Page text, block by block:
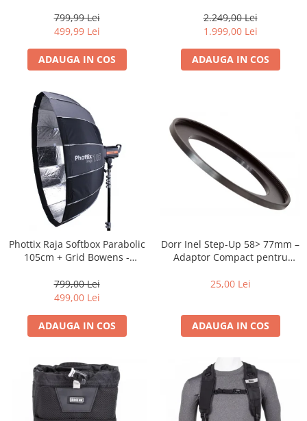
799,99 Lei
499,99 Lei
ADAUGA IN COS
intemperii pentru fotografie
de zi cu zi
2.249,00 Lei
1.999,00 Lei
ADAUGA IN COS
Phottix Raja Softbox Parabolic
105cm + Grid Bowens -
799,00 Lei
499,00 Lei
ADAUGA IN COS
Dorr Inel Step-Up 58> 77mm –
Adaptor Compact pentru
25,00 Lei
ADAUGA IN COS